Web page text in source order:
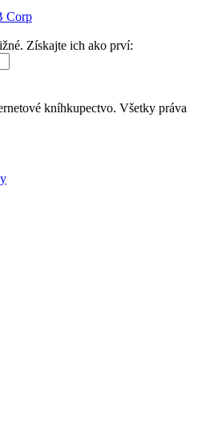
Corp
Získajte ich ako prví:
kníhkupectvo. Všetky práva